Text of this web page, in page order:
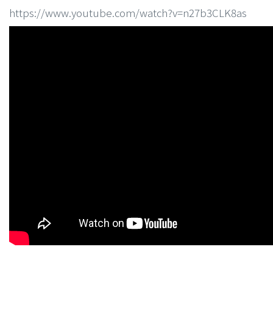
https://www.youtube.com/watch?v=n27b3CLK8as